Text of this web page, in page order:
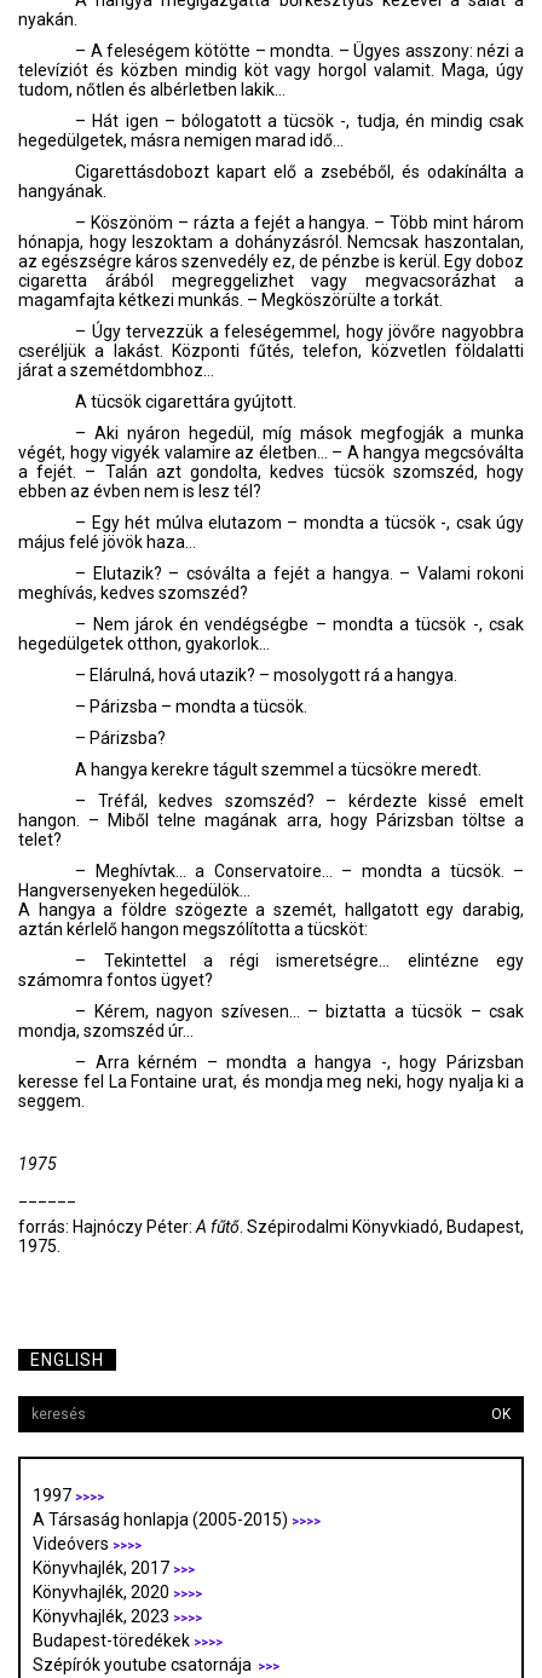
nyakán.
– A feleségem kötötte – mondta. – Ügyes asszony: nézi a
televíziót és közben mindig köt vagy horgol valamit. Maga, úgy
tudom, nőtlen és albérletben lakik…
– Hát igen – bólogatott a tücsök -, tudja, én mindig csak
hegedülgetek, másra nemigen marad idő…
Cigarettásdobozt kapart elő a zsebéből, és odakínálta a
hangyának.
– Köszönöm – rázta a fejét a hangya. – Több mint három
hónapja, hogy leszoktam a dohányzásról. Nemcsak haszontalan,
az egészségre káros szenvedély ez, de pénzbe is kerül. Egy doboz
cigaretta árából megreggelizhet vagy megvacsorázhat a
magamfajta kétkezi munkás. – Megköszörülte a torkát.
– Úgy tervezzük a feleségemmel, hogy jövőre nagyobbra
cseréljük a lakást. Központi fűtés, telefon, közvetlen földalatti
járat a szemétdombhoz…
A tücsök cigarettára gyújtott.
– Aki nyáron hegedül, míg mások megfogják a munka
végét, hogy vigyék valamire az életben… – A hangya megcsóválta
a fejét. – Talán azt gondolta, kedves tücsök szomszéd, hogy
ebben az évben nem is lesz tél?
– Egy hét múlva elutazom – mondta a tücsök -, csak úgy
május felé jövök haza…
– Elutazik? – csóválta a fejét a hangya. – Valami rokoni
meghívás, kedves szomszéd?
– Nem járok én vendégségbe – mondta a tücsök -, csak
hegedülgetek otthon, gyakorlok…
– Elárulná, hová utazik? – mosolygott rá a hangya.
– Párizsba – mondta a tücsök.
– Párizsba?
A hangya kerekre tágult szemmel a tücsökre meredt.
– Tréfál, kedves szomszéd? – kérdezte kissé emelt
hangon. – Miből telne magának arra, hogy Párizsban töltse a
telet?
– Meghívtak… a Conservatoire… – mondta a tücsök. –
Hangversenyeken hegedülök…
A hangya a földre szögezte a szemét, hallgatott egy darabig,
aztán kérlelő hangon megszólította a tücsköt:
– Tekintettel a régi ismeretségre… elintézne egy
számomra fontos ügyet?
– Kérem, nagyon szívesen… – biztatta a tücsök – csak
mondja, szomszéd úr…
– Arra kérném – mondta a hangya -, hogy Párizsban
keresse fel La Fontaine urat, és mondja meg neki, hogy nyalja ki a
seggem.
1975
forrás: Hajnóczy Péter:A fűtő. Szépirodalmi Könyvkiadó, Budapest,
1975.
ENGLISH
OK
1997 >>>>
A Társaság honlapja (2005-2015) >>>>
Videóvers >>>>
Könyvhajlék, 2017 >>>
Könyvhajlék, 2020 >>>>
Könyvhajlék, 2023 >>>>
Budapest-töredékek >>>>
Szépírók youtube csatornája >>>